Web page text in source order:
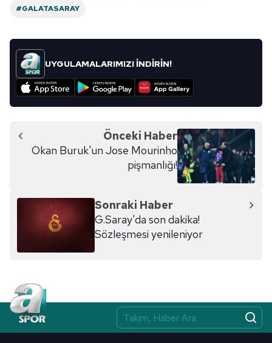
#GALATASARAY
UYGULAMALARIMIZI İNDİRİN!
Önceki Haber
Okan Buruk'un Jose Mourinho
pişmanlığı!
Sonraki Haber
G.Saray'da son dakika!
Sözleşmesi yenileniyor